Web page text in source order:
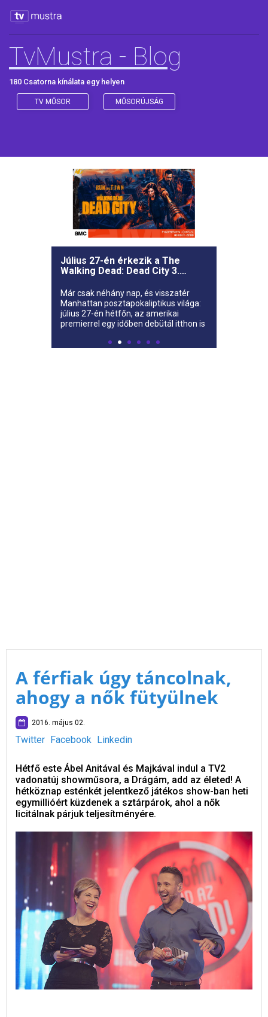
TvMustra - Blog
180 Csatorna kínálata egy helyen
TV MŰSOR MŰSORÚJSÁG
Július 27-én érkezik a The
Walking Dead: Dead City 3.
Már csak néhány nap, és visszatér
Manhattan posztapokaliptikus világa:
július 27-én hétfőn, az amerikai
premierrel egy időben debütál itthon is
City harmadik évada.
A férfiak úgy táncolnak,
ahogy a nők fütyülnek
2016. május 02.
Twitter Facebook Linkedin
Hétfő este Ábel Anitával és Majkával indul a TV2
vadonatúj showműsora, a Drágám, add az életed! A
hétköznap esténkét jelentkező játékos show-ban heti
egymillióért küzdenek a sztárpárok, ahol a nők
licitálnak párjuk teljesítményére.